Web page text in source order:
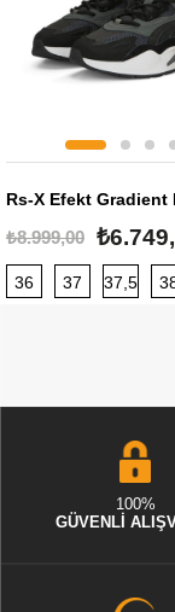
₺8.999,00
36 37 37,5
100%
GÜVENLİ